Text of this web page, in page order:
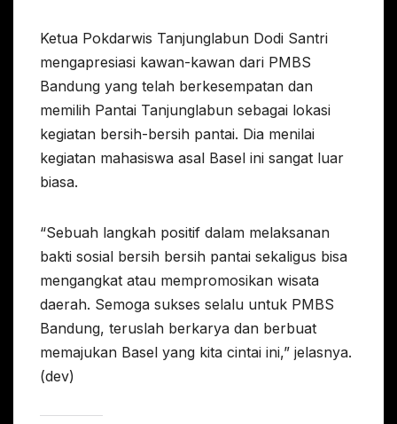
Ketua Pokdarwis Tanjunglabun Dodi Santri
mengapresiasi kawan-kawan dari PMBS
Bandung yang telah berkesempatan dan
memilih Pantai Tanjunglabun sebagai lokasi
kegiatan bersih-bersih pantai. Dia menilai
kegiatan mahasiswa asal Basel ini sangat luar
biasa.
“Sebuah langkah positif dalam melaksanan
bakti sosial bersih bersih pantai sekaligus bisa
mengangkat atau mempromosikan wisata
daerah. Semoga sukses selalu untuk PMBS
Bandung, teruslah berkarya dan berbuat
memajukan Basel yang kita cintai ini,” jelasnya.
(dev)